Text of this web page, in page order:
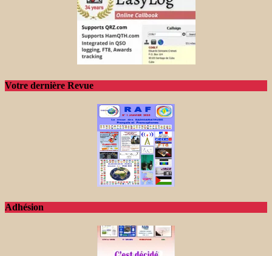
Votre dernière Revue
Adhésion